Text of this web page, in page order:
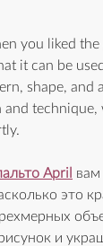
you liked the
it can be
shape, and
technique,
April
вам
это
и